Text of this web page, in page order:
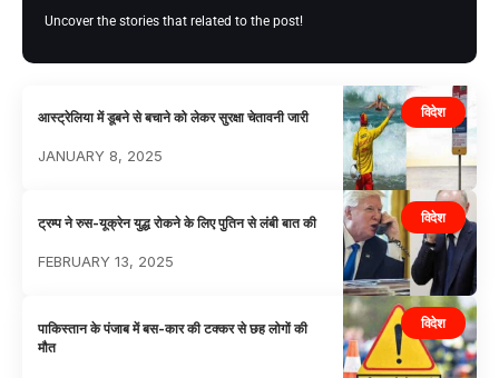
Uncover the stories that related to the post!
विदेश
आस्ट्रेलिया में डूबने से बचाने को लेकर सुरक्षा चेतावनी जारी
JANUARY 8, 2025
विदेश
ट्रम्प ने रुस-यूक्रेन युद्ध रोकने के लिए पुतिन से लंबी बात की
FEBRUARY 13, 2025
विदेश
पाकिस्तान के पंजाब में बस-कार की टक्कर से छह लोगों की
मौत